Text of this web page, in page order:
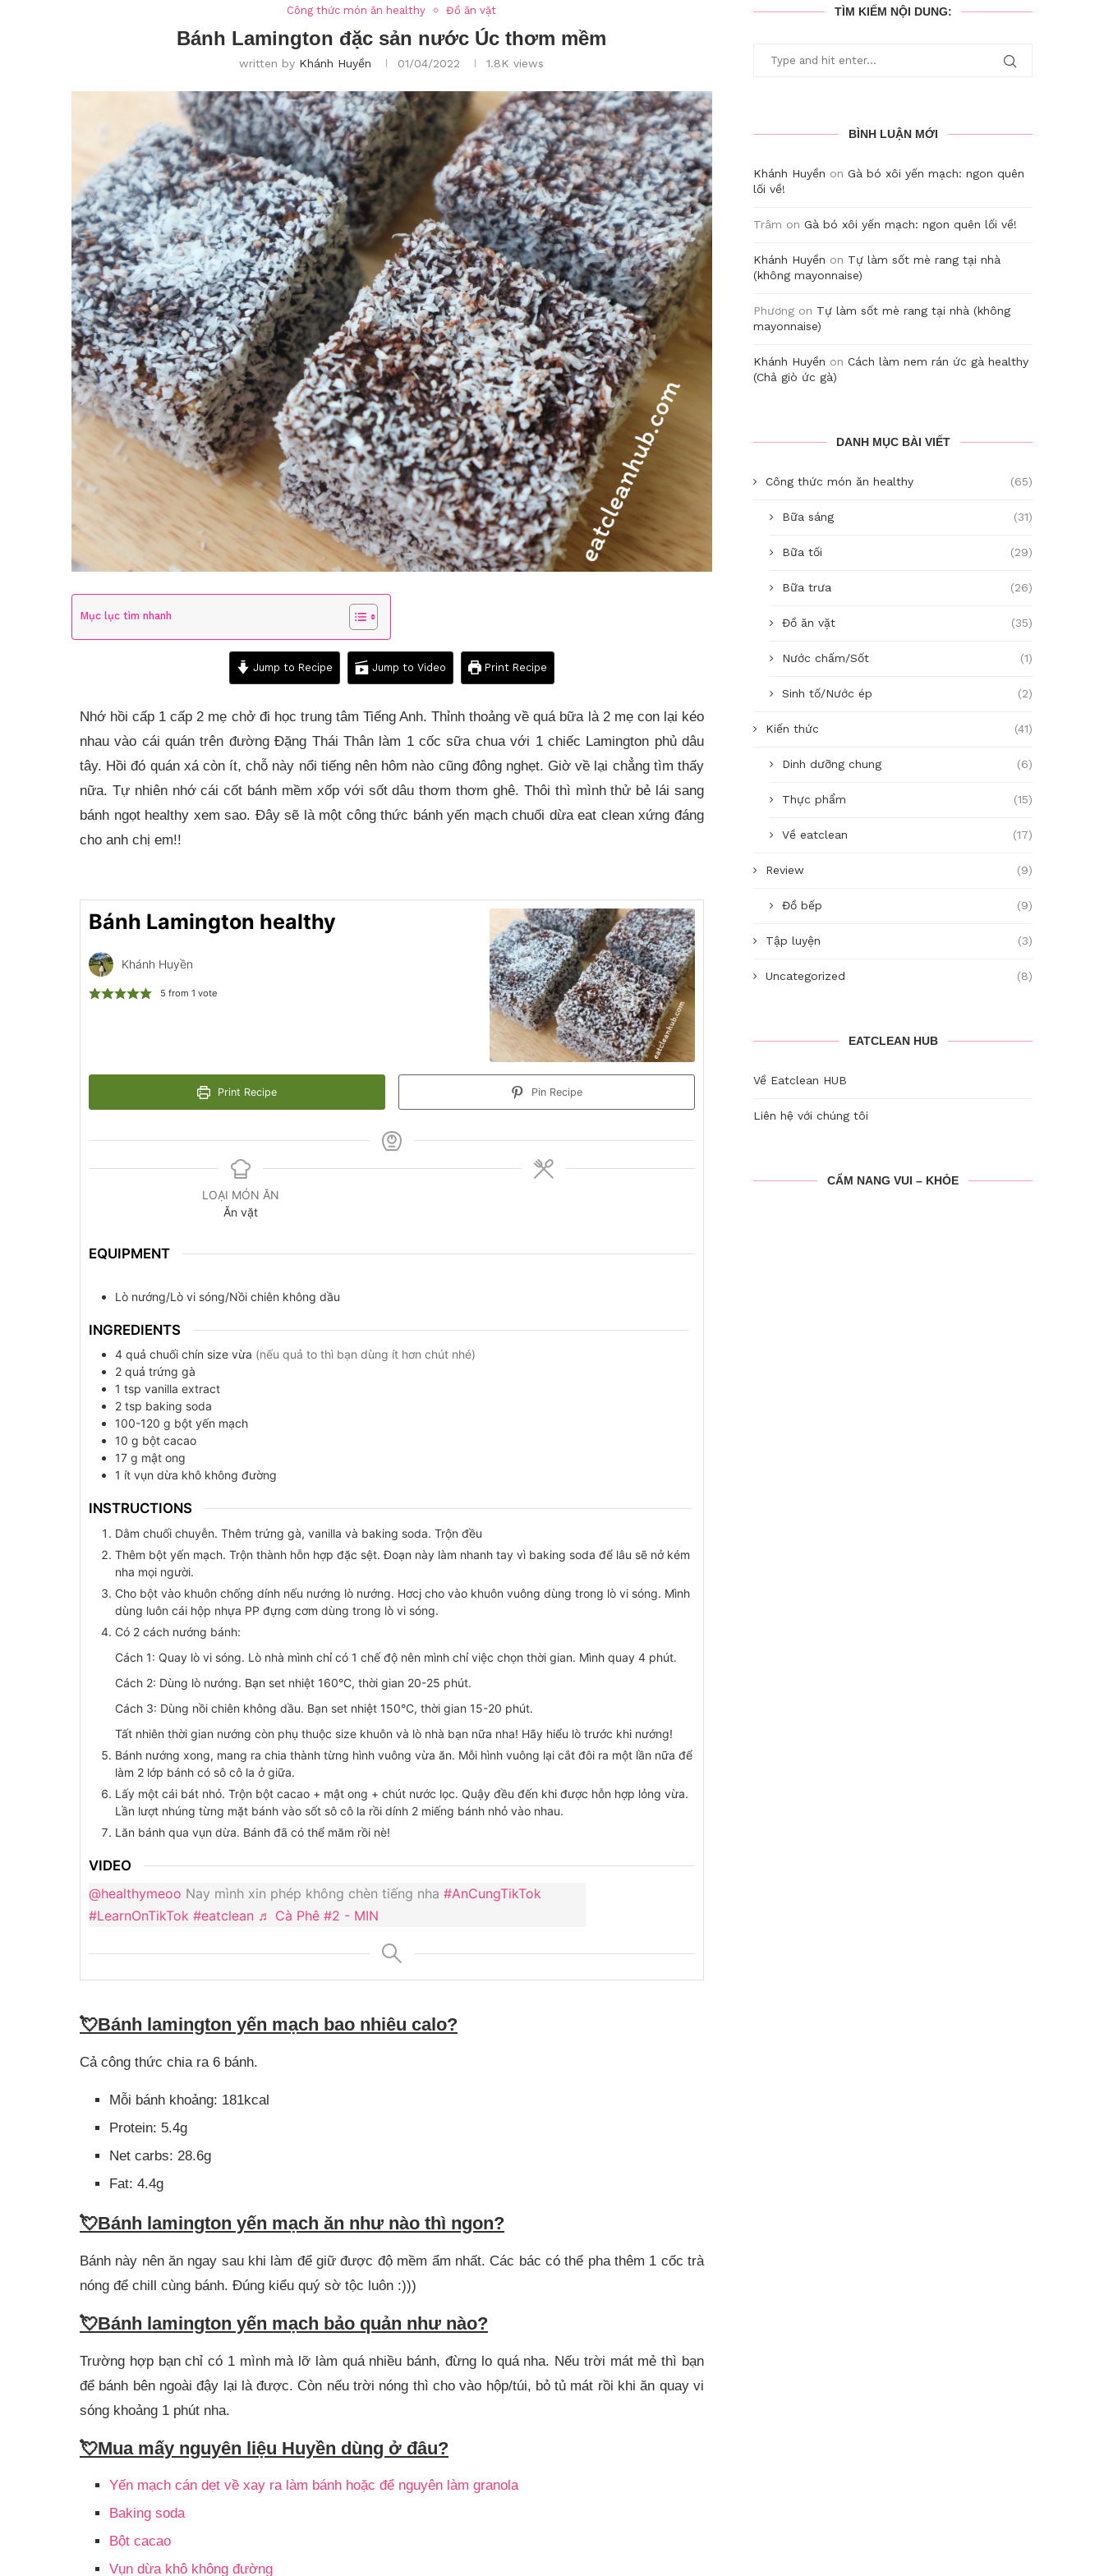
Công thức món ăn healthy Đồ ăn vặt
Bánh Lamington đặc sản nước Úc thơm mềm
written by Khánh Huyền 01/04/2022 1.8K views
Mục lục tìm nhanh
Jump to Recipe Jump to Video Print Recipe
Nhớ hồi cấp 1 cấp 2 mẹ chở đi học trung tâm Tiếng Anh. Thỉnh thoảng về quá bữa là 2 mẹ con lại kéo
nhau vào cái quán trên đường Đặng Thái Thân làm 1 cốc sữa chua với 1 chiếc Lamington phủ dâu
tây. Hồi đó quán xá còn ít, chỗ này nổi tiếng nên hôm nào cũng đông nghẹt. Giờ về lại chẳng tìm thấy
nữa. Tự nhiên nhớ cái cốt bánh mềm xốp với sốt dâu thơm thơm ghê. Thôi thì mình thử bẻ lái sang
bánh ngọt healthy xem sao. Đây sẽ là một công thức bánh yến mạch chuối dừa eat clean xứng đáng
cho anh chị em!!
Bánh Lamington healthy
Khánh Huyền
5 from 1 vote
Print Recipe Pin Recipe
LOẠI MÓN ĂN
Ăn vặt
EQUIPMENT
Lò nướng/Lò vi sóng/Nồi chiên không dầu
INGREDIENTS
4 quả chuối chín size vừa (nếu quả to thì bạn dùng ít hơn chút nhé)
2 quả trứng gà
1 tsp vanilla extract
2 tsp baking soda
100-120 g bột yến mạch
10 g bột cacao
17 g mật ong
1 ít vụn dừa khô không đường
INSTRUCTIONS
Dằm chuối chuyễn. Thêm trứng gà, vanilla và baking soda. Trộn đều
Thêm bột yến mạch. Trộn thành hỗn hợp đặc sệt. Đoạn này làm nhanh tay vì baking soda để lâu sẽ nở kém
nha mọi người.
Cho bột vào khuôn chống dính nếu nướng lò nướng. Hơcj cho vào khuôn vuông dùng trong lò vi sóng. Mình
dùng luôn cái hộp nhựa PP đựng cơm dùng trong lò vi sóng.
Có 2 cách nướng bánh:
Cách 1: Quay lò vi sóng. Lò nhà mình chỉ có 1 chế độ nên mình chỉ việc chọn thời gian. Mình quay 4 phút.
Cách 2: Dùng lò nướng. Bạn set nhiệt 160°C, thời gian 20-25 phút.
Cách 3: Dùng nồi chiên không dầu. Bạn set nhiệt 150°C, thời gian 15-20 phút.
Tất nhiên thời gian nướng còn phụ thuộc size khuôn và lò nhà bạn nữa nha! Hãy hiểu lò trước khi nướng!
Bánh nướng xong, mang ra chia thành từng hình vuông vừa ăn. Mỗi hình vuông lại cắt đôi ra một lần nữa để
làm 2 lớp bánh có sô cô la ở giữa.
Lấy một cái bát nhỏ. Trộn bột cacao + mật ong + chút nước lọc. Quậy đều đến khi được hỗn hợp lỏng vừa.
Lần lượt nhúng từng mặt bánh vào sốt sô cô la rồi dính 2 miếng bánh nhỏ vào nhau.
Lăn bánh qua vụn dừa. Bánh đã có thể măm rồi nè!
VIDEO
@healthymeoo Nay mình xin phép không chèn tiếng nha #AnCungTikTok
#LearnOnTikTok #eatclean ♬ Cà Phê #2 - MIN
💘Bánh lamington yến mạch bao nhiêu calo?
Cả công thức chia ra 6 bánh.
Mỗi bánh khoảng: 181kcal
Protein: 5.4g
Net carbs: 28.6g
Fat: 4.4g
💘Bánh lamington yến mạch ăn như nào thì ngon?
Bánh này nên ăn ngay sau khi làm để giữ được độ mềm ẩm nhất. Các bác có thể pha thêm 1 cốc trà
nóng để chill cùng bánh. Đúng kiểu quý sờ tộc luôn :)))
💘Bánh lamington yến mạch bảo quản như nào?
Trường hợp bạn chỉ có 1 mình mà lỡ làm quá nhiều bánh, đừng lo quá nha. Nếu trời mát mẻ thì bạn
để bánh bên ngoài đậy lại là được. Còn nếu trời nóng thì cho vào hộp/túi, bỏ tủ mát rồi khi ăn quay vi
sóng khoảng 1 phút nha.
💘Mua mấy nguyên liệu Huyền dùng ở đâu?
Yến mạch cán dẹt về xay ra làm bánh hoặc để nguyên làm granola
Baking soda
Bột cacao
Vụn dừa khô không đường
TÌM KIẾM NỘI DUNG:
BÌNH LUẬN MỚI
Khánh Huyền on Gà bó xôi yến mạch: ngon quên
lối về!
Trâm on Gà bó xôi yến mạch: ngon quên lối về!
Khánh Huyền on Tự làm sốt mè rang tại nhà
(không mayonnaise)
Phương on Tự làm sốt mè rang tại nhà (không
mayonnaise)
Khánh Huyền on Cách làm nem rán ức gà healthy
(Chả giò ức gà)
DANH MỤC BÀI VIẾT
Công thức món ăn healthy (65)
Bữa sáng (31)
Bữa tối (29)
Bữa trưa (26)
Đồ ăn vặt (35)
Nước chấm/Sốt (1)
Sinh tố/Nước ép (2)
Kiến thức (41)
Dinh dưỡng chung (6)
Thực phẩm (15)
Về eatclean (17)
Review (9)
Đồ bếp (9)
Tập luyện (3)
Uncategorized (8)
EATCLEAN HUB
Về Eatclean HUB
Liên hệ với chúng tôi
CẨM NANG VUI – KHỎE